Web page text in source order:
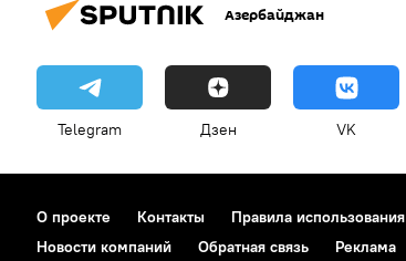
Азербайджан
Telegram Дзен VK
О проекте Контакты Правила использования
Новости компаний
Обратная связь Реклама